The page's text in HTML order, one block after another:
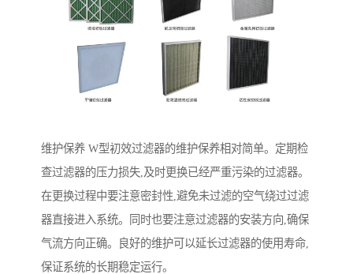
维护保养 W型初效过滤器的维护保养相对简单。定期检
查过滤器的压力损失,及时更换已经严重污染的过滤器。
在更换过程中要注意密封性,避免未过滤的空气绕过过滤
器直接进入系统。同时也要注意过滤器的安装方向,确保
气流方向正确。良好的维护可以延长过滤器的使用寿命,
保证系统的长期稳定运行。